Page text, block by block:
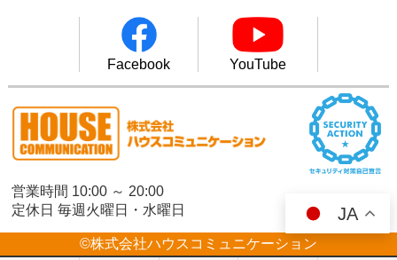
Facebook YouTube
営業時間 10:00 ～ 20:00
定休日 毎週火曜日・水曜日
©株式会社ハウスコミュニケーション
JA